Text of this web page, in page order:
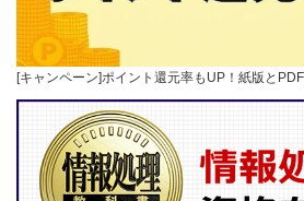
[キャンペーン]ポイント還元率もUP！紙版と